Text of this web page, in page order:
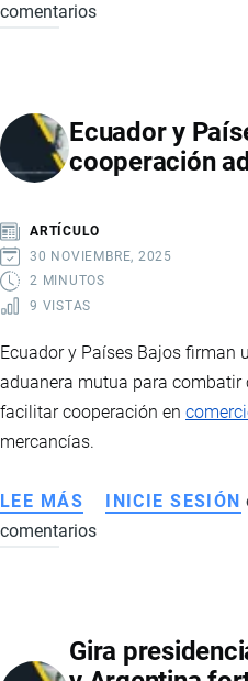
COOPERACIÓN
MARÍTIMA:
FORMACIÓN
EL
NARCOTRÁFICO
EN
EUFORT-
SEACOP
comentarios
Ecuador y
cooperación
ARTÍCULO
30 NOVIEMBRE, 2025
2 MINUTOS
9 VISTAS
Ecuador y Países Bajos firman
aduanera mutua para
facilitar cooperación en
mercancías.
LEE MÁS SOBRE
ECUADOR
REFUERZAN
INICIE SESIÓN
comentarios
Gira